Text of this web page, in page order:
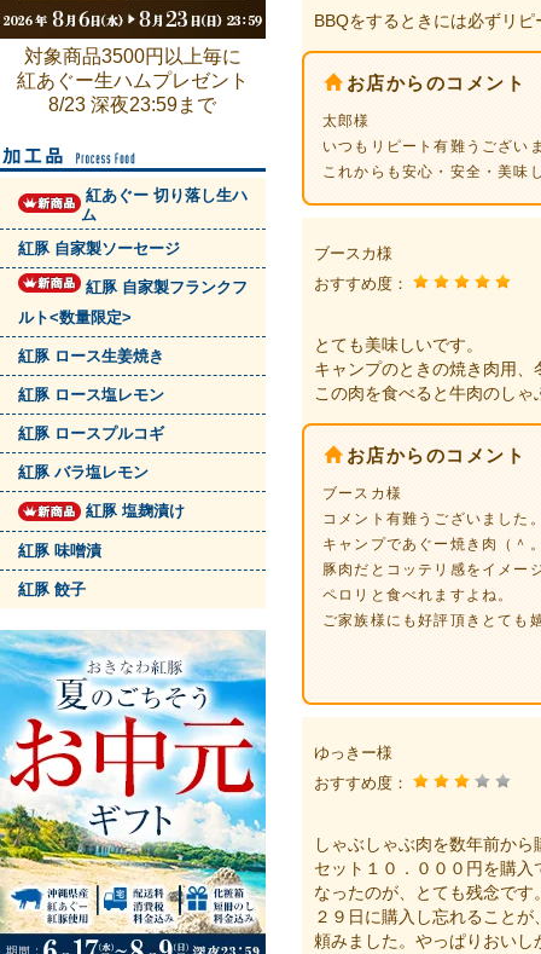
BBQをするときには必ずリ
お店からのコメント
太郎様
いつもリピート有難うござい
これからも安心・安全・美味
ブースカ様
おすすめ度：
とても美味しいです。
キャンプのときの焼き肉用
この肉を食べると牛肉のし
お店からのコメント
ブースカ様
コメント有難うございました
キャンプであぐー焼き肉（＾
豚肉だとコッテリ感をイメー
ペロリと食べれますよね。
ご家族様にも好評頂きとても
ゆっきー様
おすすめ度：
しゃぶしゃぶ肉を数年前か
セット１０．０００円を購
なったのが、とても残念です
２９日に購入し忘れること
頼みました。やっぱりおいし
対象商品3500円以上毎に
紅あぐー生ハムプレゼント
8/23 深夜23:59まで
紅あぐー 切り落し生ハ
ム
紅豚 自家製ソーセージ
紅豚 自家製フランクフ
ルト<数量限定>
紅豚 ロース生姜焼き
紅豚 ロース塩レモン
紅豚 ロースプルコギ
紅豚 バラ塩レモン
紅豚 塩麹漬け
紅豚 味噌漬
紅豚 餃子